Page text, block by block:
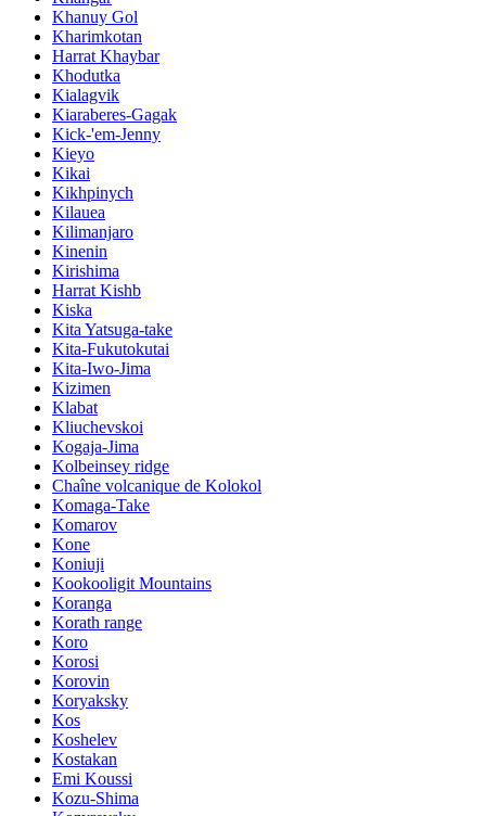
Khanuy Gol
Kharimkotan
Harrat Khaybar
Khodutka
Kialagvik
Kiaraberes-Gagak
Kick-'em-Jenny
Kieyo
Kikai
Kikhpinych
Kilauea
Kilimanjaro
Kinenin
Kirishima
Harrat Kishb
Kiska
Kita Yatsuga-take
Kita-Fukutokutai
Kita-Iwo-Jima
Kizimen
Klabat
Kliuchevskoi
Kogaja-Jima
Kolbeinsey ridge
Chaîne volcanique de Kolokol
Komaga-Take
Komarov
Kone
Koniuji
Kookooligit Mountains
Koranga
Korath range
Koro
Korosi
Korovin
Koryaksky
Kos
Koshelev
Kostakan
Emi Koussi
Kozu-Shima